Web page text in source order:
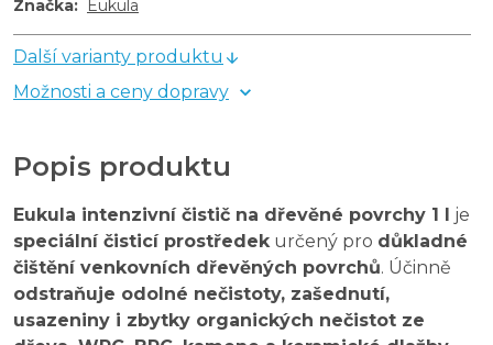
Značka: Eukula
Další varianty produktu
Možnosti a ceny dopravy
Popis produktu
Eukula intenzivní čistič na dřevěné povrchy 1 l je
speciální čisticí prostředekurčený pro důkladné
čištění venkovních dřevěných povrchů. Účinně
odstraňuje odolné nečistoty, zašednutí,
usazeniny i zbytky organických nečistot ze